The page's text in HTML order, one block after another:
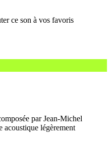
par Jean-Michel
acoustique légèrement